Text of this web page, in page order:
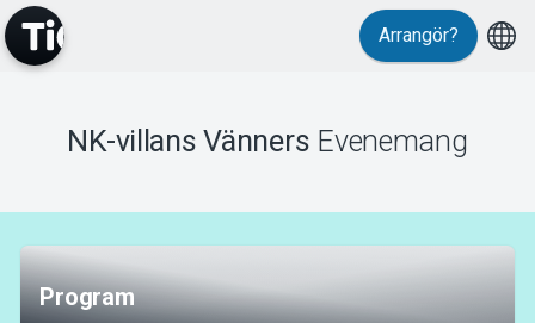
MyTickster
Arrangör?
NK-villans Vänners Evenemang
Program